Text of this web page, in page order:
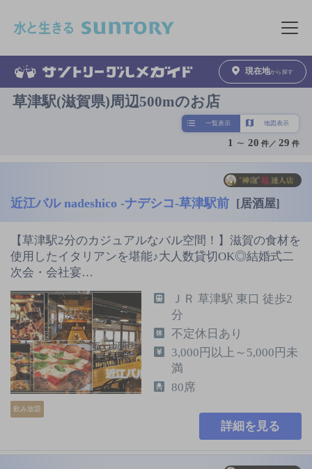
メニュ
現在地から探す
草津駅(滋賀県)周辺500mのお店
一覧表示 地図表示
1 ～ 20 件／29 件
近江バル nadeshico ‐ナデシコ‐草津駅前 [居酒屋]
【草津駅2分のカジュアルなバル空間！】滋賀の食材を
使用したイタリアンを堪能♪大人数貸切OK◎結婚式二
次会・会社宴…
飲み放題
ＪＲ 草津駅 東口 徒歩2
分
不定休日あり
3,000円以上～5,000円未
満
80席
詳細を見る